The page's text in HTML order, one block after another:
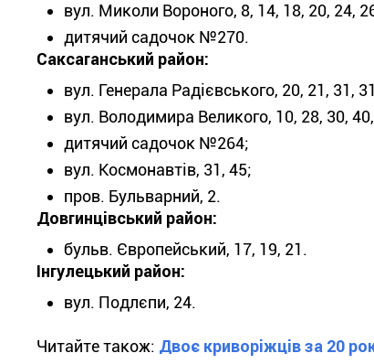
вул. Миколи Вороного, 8, 14, 18, 20, 24,
дитячий садочок №270.
Саксаганський район:
вул. Генерала Радієвського, 20, 21, 31,
вул. Володимира Великого, 10, 28, 30,
дитячий садочок №264;
вул. Космонавтів, 31, 45;
пров. Бульварний, 2.
Довгинцівський район:
бульв. Європейський, 17, 19, 21.
Інгулецький район:
вул. Подлєпи, 24.
Читайте також: Двоє криворіжців за 20